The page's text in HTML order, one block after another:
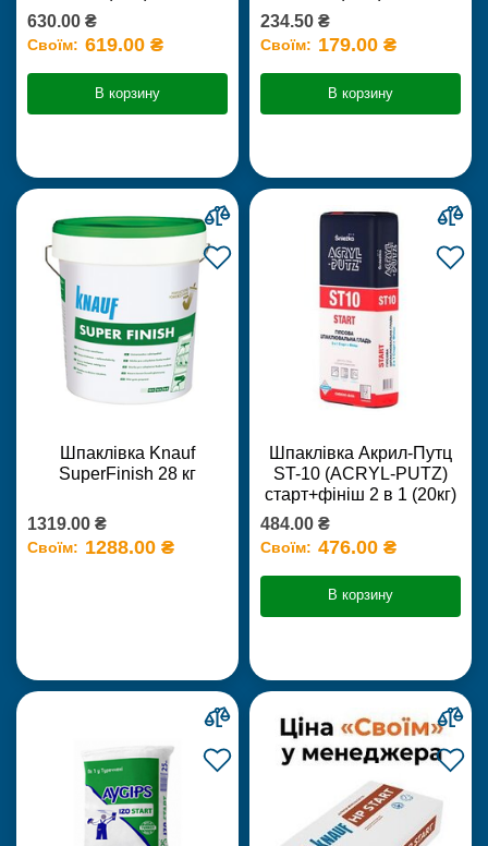
630.00 ₴
Своїм: 619.00 ₴
В корзину
234.50 ₴
Своїм: 179.00 ₴
В корзину
Шпаклівка Knauf
SuperFinish 28 кг
1319.00 ₴
Своїм: 1288.00 ₴
Шпаклівка Акрил-Путц
ST-10 (ACRYL-PUTZ)
старт+фініш 2 в 1 (20кг)
484.00 ₴
Своїм: 476.00 ₴
В корзину